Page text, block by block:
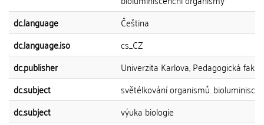
dc.language
Čeština
dc.language.iso
cs_CZ
dc.publisher
Univerzita Karlova, Pedagogická
dc.subject
světélkování organismů.
dc.subject
výuka biologie